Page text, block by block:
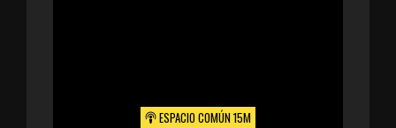
ESPACIO COMÚN 15M